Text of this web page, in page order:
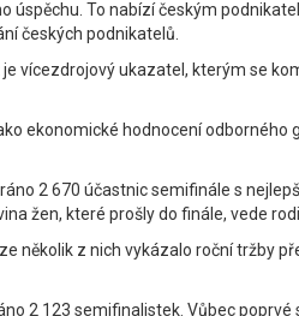
úspěchu. To nabízí českým
českých podnikatelů.
je vícezdrojový ukazatel, kterým se
ekonomické hodnocení
2 670 účastnic semifinále s
žen, které prošly do finále, vede
z nich vykázalo roční tržby
2 123 semifinalistek. Vůbec poprvé